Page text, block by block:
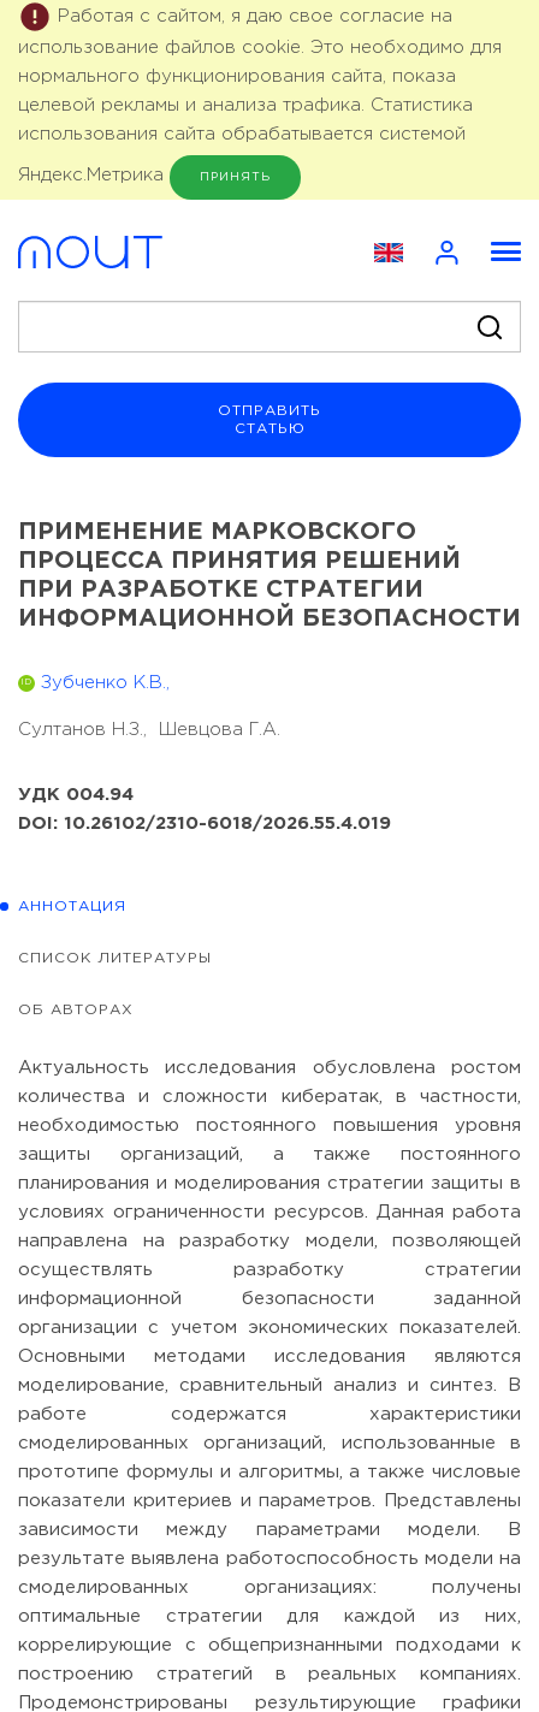
Работая с сайтом, я даю свое согласие на
использование файлов cookie. Это необходимо для
нормального функционирования сайта, показа
целевой рекламы и анализа трафика. Статистика
использования сайта обрабатывается системой
Яндекс.Метрика ПРИНЯТЬ
ОТПРАВИТЬ
СТАТЬЮ
ПРИМЕНЕНИЕ МАРКОВСКОГО
ПРОЦЕССА ПРИНЯТИЯ РЕШЕНИЙ
ПРИ РАЗРАБОТКЕ СТРАТЕГИИ
ИНФОРМАЦИОННОЙ БЕЗОПАСНОСТИ
ID Зубченко К.В.,
Султанов Н.З., Шевцова Г.А.
УДК 004.94
DOI: 10.26102/2310-6018/2026.55.4.019
АННОТАЦИЯ
СПИСОК ЛИТЕРАТУРЫ
ОБ АВТОРАХ
Актуальность исследования обусловлена ростом
количества и сложности кибератак, в частности,
необходимостью постоянного повышения уровня
защиты организаций, а также постоянного
планирования и моделирования стратегии защиты в
условиях ограниченности ресурсов. Данная работа
направлена на разработку модели, позволяющей
осуществлять разработку стратегии
информационной безопасности заданной
организации с учетом экономических показателей.
Основными методами исследования являются
моделирование, сравнительный анализ и синтез. В
работе содержатся характеристики
смоделированных организаций, использованные в
прототипе формулы и алгоритмы, а также числовые
показатели критериев и параметров. Представлены
зависимости между параметрами модели. В
результате выявлена работоспособность модели на
смоделированных организациях: получены
оптимальные стратегии для каждой из них,
коррелирующие с общепризнанными подходами к
построению стратегий в реальных компаниях.
Продемонстрированы результирующие графики